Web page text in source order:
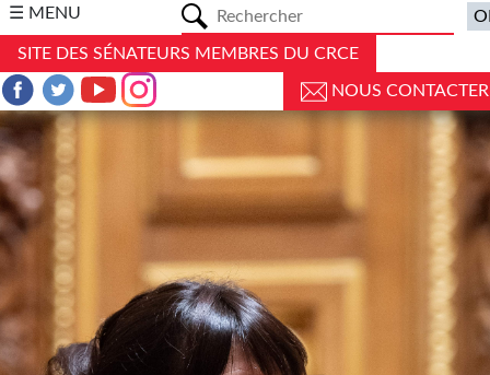
☰ MENU
SITE DES SÉNATEURS MEMBRES DU CRCE
NOUS CONTACTER